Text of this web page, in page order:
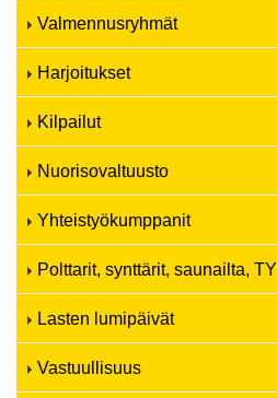
Valmennusryhmät
Harjoitukset
Kilpailut
Nuorisovaltuusto
Yhteistyökumppanit
Polttarit, synttärit, saunailta,
Lasten lumipäivät
Vastuullisuus